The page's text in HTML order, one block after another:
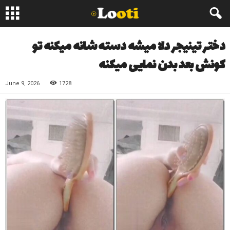
دختر تینیجر دلا میشه دسته شانه میکنه تو
کونش بعد بدن نمایی میکنه
June 9, 2026 1728